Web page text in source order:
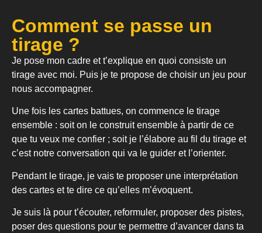
Comment se passe un
tirage ?
Je pose mon cadre et t’explique en quoi consiste un
tirage avec moi. Puis je te propose de choisir un jeu pour
nous accompagner.
Une fois les cartes battues, on commence le tirage
ensemble : soit on le construit ensemble à partir de ce
que tu veux me confier ; soit je l’élabore au fil du tirage et
c’est notre conversation qui va le guider et l’orienter.
Pendant le tirage, je vais te proposer une interprétation
des cartes et te dire ce qu’elles m’évoquent.
Je suis là pour t’écouter, reformuler, proposer des pistes,
poser des questions pour te permettre d’avancer dans ta